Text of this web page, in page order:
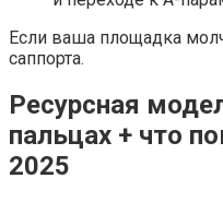
Если ваша площадка
саппорта.
Ресурсная
пальцах + что
2025